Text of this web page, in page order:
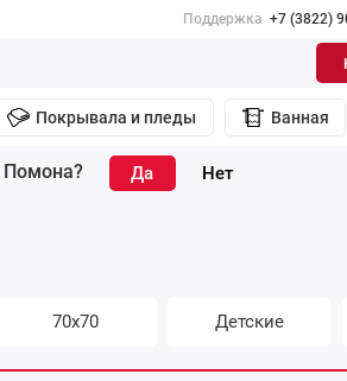
Поддержка +7 (3822)
Покрывала и пледы Ванная
Помона?
70х70 Детские